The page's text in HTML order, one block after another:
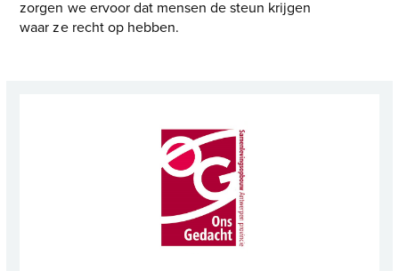
zorgen we ervoor dat mensen de steun krijgen
waar ze recht op hebben.